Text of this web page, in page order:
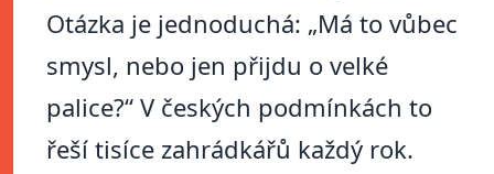
Otázka je jednoduchá: „Má to vůbec
smysl, nebo jen přijdu o velké
palice?“ V českých podmínkách to
řeší tisíce zahrádkářů každý rok.